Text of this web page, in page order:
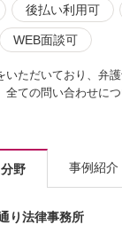
後払い利用可
WEB面談可
いただいており、弁
全ての問い合わせに
野 事例紹介
り法律事務所